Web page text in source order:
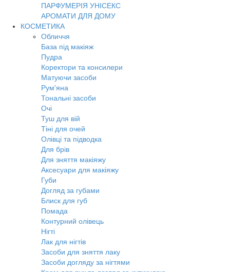
ПАРФУМЕРІЯ УНІСЕКС
АРОМАТИ ДЛЯ ДОМУ
КОСМЕТИКА
Обличчя
База під макіяж
Пудра
Коректори та консилери
Матуючи засоби
Рум'яна
Тональні засоби
Очі
Туш для вій
Тіні для очей
Олівці та підводка
Для брів
Для зняття макіяжу
Аксесуари для макіяжу
Губи
Догляд за губами
Блиск для губ
Помада
Контурний олівець
Нігті
Лак для нігтів
Засоби для зняття лаку
Засоби догляду за нігтями